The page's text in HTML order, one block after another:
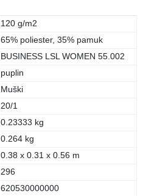
120 g/m2
65% poliester, 35% pamuk
BUSINESS LSL WOMEN 55.002
puplin
Muški
20/1
0.23333 kg
0.264 kg
0.38 x 0.31 x 0.56 m
296
620530000000